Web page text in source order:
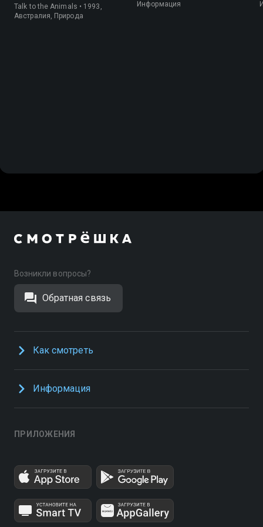
Talk to the Animals • 1993,
Австралия, Природа
Информация
Возникли вопросы?
Обратная связь
Как смотреть
Информация
ПРИЛОЖЕНИЯ